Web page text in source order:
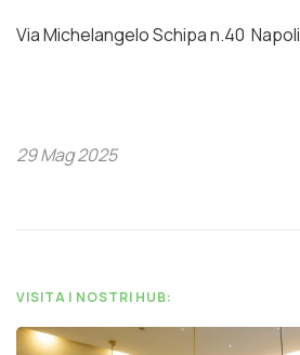
Via Michelangelo Schipa n.40 Napoli
29 Mag 2025
VISITA I NOSTRI HUB: